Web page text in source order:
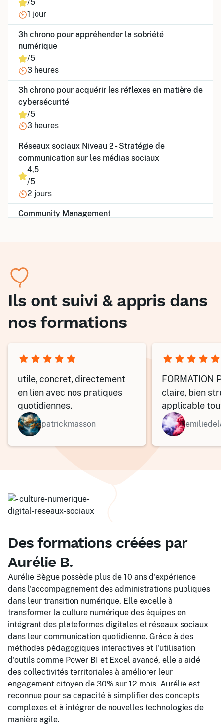
/5
1 jour
3h chrono pour appréhender la sobriété
numérique
/5
3 heures
3h chrono pour acquérir les réflexes en matière de
cybersécurité
/5
3 heures
Réseaux sociaux Niveau 2 - Stratégie de
communication sur les médias sociaux
4,5
/5
2 jours
Community Management
Réseaux sociaux niveau 1 - Les fondamentaux du
digital et des médias sociaux
/5
2 jours
/5
Ils ont suivi & appris dans
nos formations
utile, concret, directement
en lien avec nos pratiques
quotidiennes.
patrickmasson
FORMATION
claire, bien
applicable
mon service.
Des formations créées par
Aurélie B.
Aurélie Bègue possède plus de 10 ans d'expérience
dans l'accompagnement des administrations publiques
dans leur transition numérique. Elle excelle à
transformer la culture numérique des équipes en
intégrant des plateformes digitales et réseaux sociaux
dans leur communication quotidienne. Grâce à des
méthodes pédagogiques interactives et l'utilisation
d'outils comme Power BI et Excel avancé, elle a aidé
des collectivités territoriales à améliorer leur
engagement citoyen de 30% sur 12 mois. Aurélie est
reconnue pour sa capacité à simplifier des concepts
complexes et à intégrer de nouvelles technologies de
manière agile.